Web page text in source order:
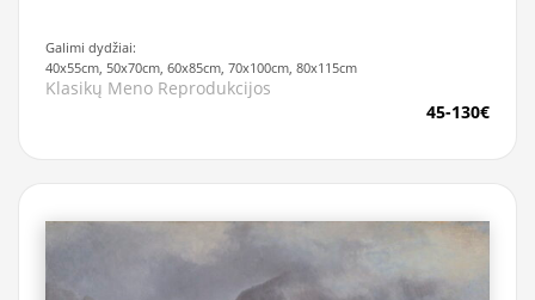
Galimi dydžiai:
40x55cm, 50x70cm, 60x85cm, 70x100cm, 80x115cm
Klasikų Meno Reprodukcijos
45-130€